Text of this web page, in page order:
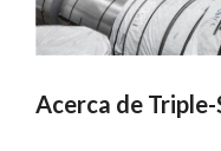
Acerca de Triple-